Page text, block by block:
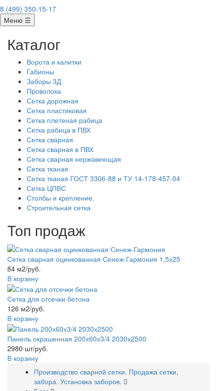
8 (499) 350-15-17
Меню ☰
Каталог
Ворота и калитки
Габионы
Заборы 3Д
Проволока
Сетка дорожная
Сетка пластиковая
Сетка плетеная рабица
Сетка рабица в ПВХ
Сетка сварная
Сетка сварная в ПВХ
Сетка сварная нержавеющая
Сетка тканая
Сетка тканая ГОСТ 3306-88 и ТУ 14-178-457-04
Сетка ЦПВС
Столбы и крепление.
Строительная сетка
Топ продаж
Сетка сварная оцинкованная Сенеж-Гармония 1,5х25
84 м2/руб.
В корзину
Сетка для отсечки бетона
126 м2/руб.
В корзину
Панель окрашенная 200х60х3/4 2030х2500
2980 шт/руб.
В корзину
Производство сварной сетки. Продажа сетки,
забора. Установка заборов.